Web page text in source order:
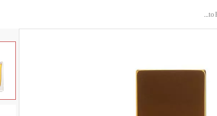
Loewe Solo Absoluto For Men EDT